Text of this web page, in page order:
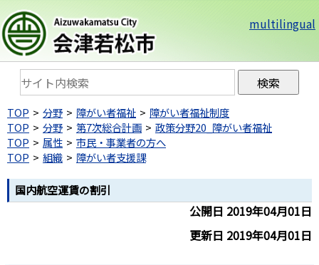
multilingual
TOP 分野 障がい者福祉
障がい者福祉制度
TOP
分野 第7次総合計画
政策分野20_障がい者福祉
TOP
属性
市民・事業者の方へ
TOP
組織 障がい者支援課
国内航空運賃の割引
公開日 2019年04月01日
更新日 2019年04月01日